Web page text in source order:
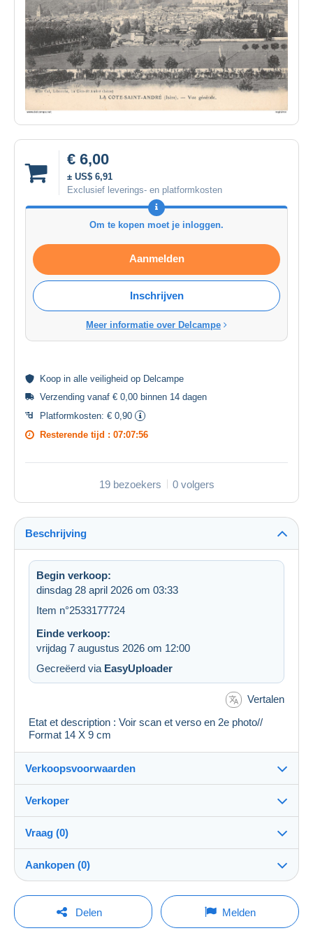
€ 6,00
± US$ 6,91
Exclusief leverings- en platformkosten
Om te kopen moet je inloggen.
Aanmelden
Inschrijven
Meer informatie over Delcampe
Koop in alle veiligheid op Delcampe
Verzending vanaf € 0,00 binnen 14 dagen
Platformkosten: € 0,90
Resterende tijd : 07:07:56
19 bezoekers 0 volgers
Beschrijving
Begin verkoop:
dinsdag 28 april 2026 om 03:33
Item n°2533177724
Einde verkoop:
vrijdag 7 augustus 2026 om 12:00
Gecreëerd via EasyUploader
Vertalen
Etat et description : Voir scan et verso en 2e photo//
Format 14 X 9 cm
Verkoopsvoorwaarden
Details van de verkoopvoorwaarden
Verzending na betaling binnen 14 dagen
Retourkosten ten laste van de koper.
Om de termijnen voor terugzending en terugbetaling van
het item te weten,raadpleegt u het Delcampe-charter.
Verkoper
regislmx100%(62998x)
PRO
Winkel
Naam:
Vraag (0)
Om een vraag te stellen moet u een sessie
Aankopen (0)
Laatste actualisering: 04:51:59
Delen Melden